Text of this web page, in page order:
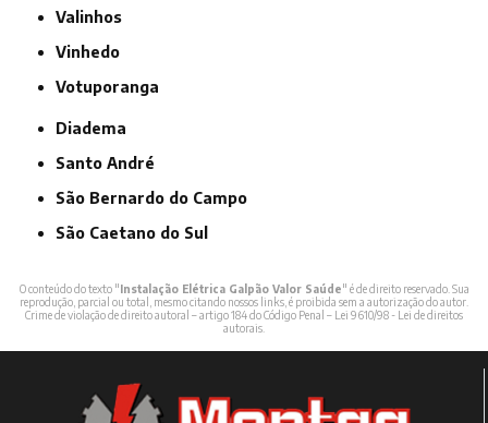
Valinhos
Vinhedo
Votuporanga
Diadema
Santo André
São Bernardo do Campo
São Caetano do Sul
O conteúdo do texto "Instalação Elétrica Galpão Valor Saúde" é de direito reservado. Sua
reprodução, parcial ou total, mesmo citando nossos links, é proibida sem a autorização do autor.
Crime de violação de direito autoral – artigo 184 do Código Penal – Lei 9610/98 - Lei de direitos
autorais